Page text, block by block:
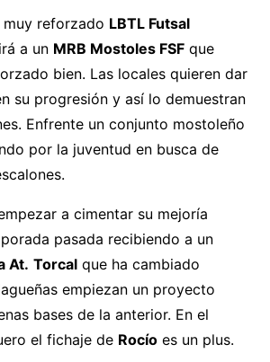
muy reforzado LBTL Futsal
a un MRB Mostoles FSF que
bien. Las locales quieren dar
su progresión y así lo demuestran
Enfrente un conjunto mostoleño
por la juventud en busca de
a cimentar su mejoría
pasada recibiendo a un
At. Torcal que ha cambiado
empiezan un proyecto
bases de la anterior. En el
el fichaje de Rocío es un plus.